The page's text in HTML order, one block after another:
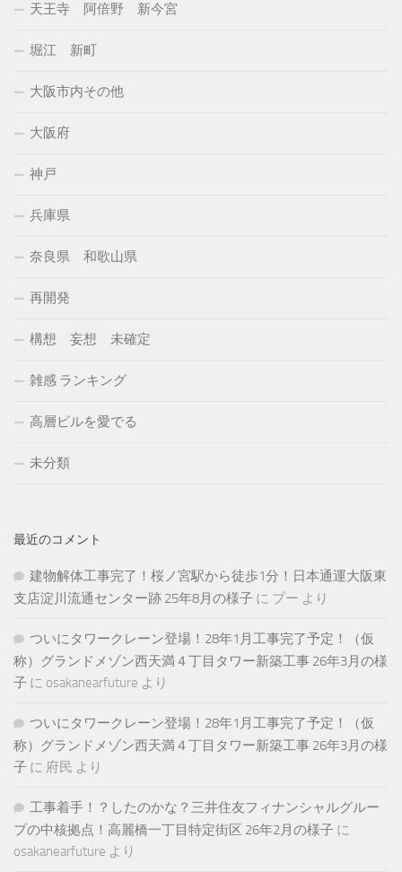
天王寺 阿倍野 新今宮
堀江 新町
大阪市内その他
大阪府
神戸
兵庫県
奈良県 和歌山県
再開発
構想 妄想 未確定
雑感 ランキング
高層ビルを愛でる
未分類
最近のコメント
建物解体工事完了！桜ノ宮駅から徒歩1分！日本通運大阪東
支店淀川流通センター跡 25年8月の様子 に プー より
ついにタワークレーン登場！28年1月工事完了予定！（仮
称）グランドメゾン西天満４丁目タワー新築工事 26年3月の様
子 に osakanearfuture より
ついにタワークレーン登場！28年1月工事完了予定！（仮
称）グランドメゾン西天満４丁目タワー新築工事 26年3月の様
子 に 府民 より
工事着手！？したのかな？三井住友フィナンシャルグルー
プの中核拠点！高麗橋一丁目特定街区 26年2月の様子 に
osakanearfuture より